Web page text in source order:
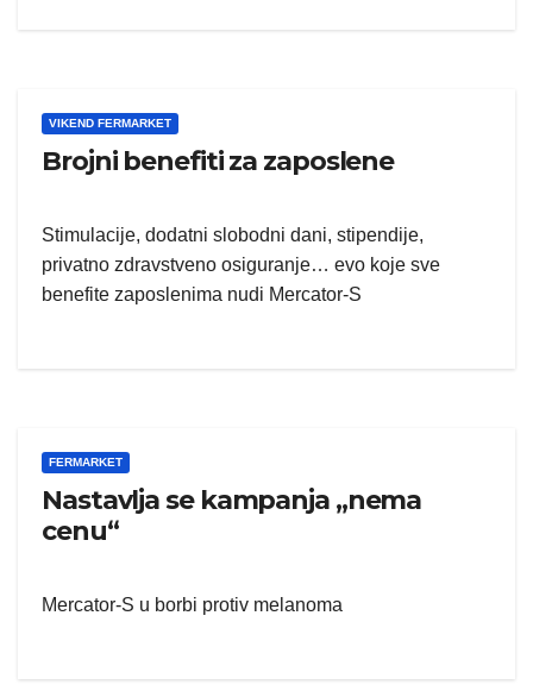
VIKEND FERMARKET
Brojni benefiti za zaposlene
Stimulacije, dodatni slobodni dani, stipendije,
privatno zdravstveno osiguranje… evo koje sve
benefite zaposlenima nudi Mercator-S
FERMARKET
Nastavlja se kampanja „nema
cenu“
Mercator-S u borbi protiv melanoma